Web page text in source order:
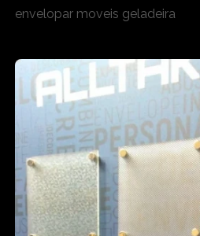
envelopar moveis geladeira